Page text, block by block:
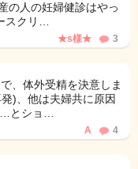
の人の妊婦健診はやっ
スクリ…
★s様★ 3
、体外受精を決意しま
)、他は夫婦共に原因
とショ…
A 4